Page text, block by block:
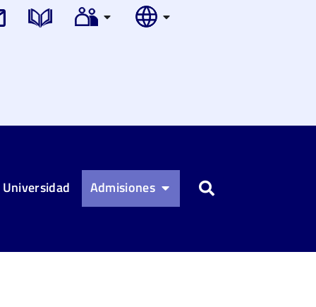
Universidad Admisiones Buscar